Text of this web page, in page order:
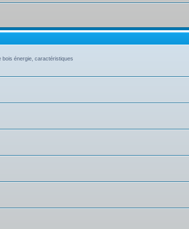
énergie, caractéristiques